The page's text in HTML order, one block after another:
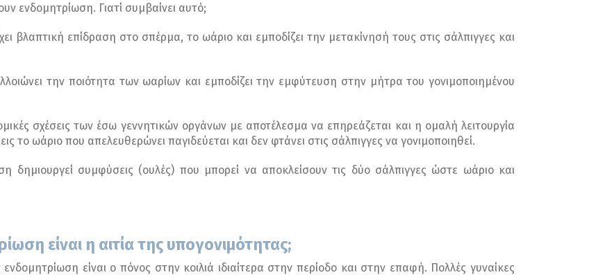
ενδομητρίωση. Γιατί συμβαίνει αυτό;
βλαπτική επίδραση στο σπέρμα, το ωάριο και εμποδίζει την μετακίνησή τους στις σάλπιγγες και
την ποιότητα των ωαρίων και εμποδίζει την εμφύτευση στην μήτρα του γονιμοποιημένου
σχέσεις των έσω γεννητικών οργάνων με αποτέλεσμα να επηρεάζεται και η ομαλή λειτουργία
ωάριο που απελευθερώνει παγιδεύεται και δεν φτάνει στις σάλπιγγες να γονιμοποιηθεί.
δημιουργεί συμφύσεις (ουλές) που μπορεί να αποκλείσουν τις δύο σάλπιγγες ώστε ωάριο και
είναι η αιτία της υπογονιμότητας;
είναι ο πόνος στην κοιλιά ιδιαίτερα στην περίοδο και στην επαφή. Πολλές γυναίκες